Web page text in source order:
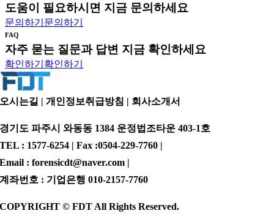
도움이 필요하시면 지금 문의하세요
문의하기 문의하기
FAQ
자주 묻는 질문과 답변 지금 확인하세요
확인하기 확인하기
오시는길 | 개인정보취급방침 | 회사소개서
경기도 파주시 와동동 1384 운정법조타운 403-1호
TEL : 1577-6254 | Fax :0504-229-7760 |
Email : forensicdt@naver.com |
계좌번호 : 기업은행 010-2157-7760
COPYRIGHT © FDT All Rights Reserved.